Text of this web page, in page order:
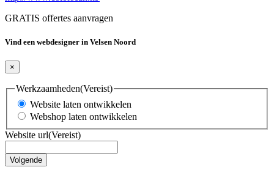
GRATIS offertes aanvragen
Vind een webdesigner in Velsen Noord
×
Werkzaamheden(Vereist)
Website laten ontwikkelen
Webshop laten ontwikkelen
Website url(Vereist)